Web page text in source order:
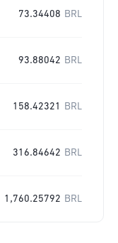
73.34408 BRL
93.88042 BRL
158.42321 BRL
316.84642 BRL
1,760.25792 BRL